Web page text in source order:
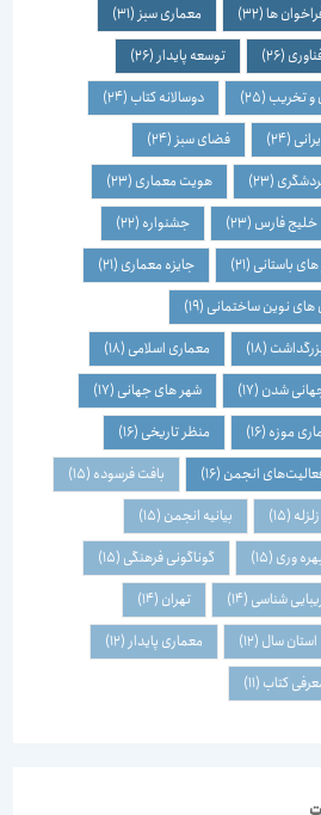
ها(32) معماری سبز(31)
(26) توسعه پایدار(26)
(25) دوسالانه کتاب(24)
(24) فضای سبز(24)
(23) هویت معماری(23)
فارس(23) جشنواره(22)
باستانی(21) جایزه معماری(21)
نوین ساختمانی(19)
(18) معماری اسلامی(18)
شدن(17) شهر های جهانی(17)
موزه(16) منظر تاریخی(16)
انجمن(16) بافت فرسوده(15)
(15) بیانیه انجمن(15)
وری(15) گوناگونی فرهنگی(15)
شناسی(14) تهران(14)
سال(12) معماری پایدار(12)
کتاب(11)